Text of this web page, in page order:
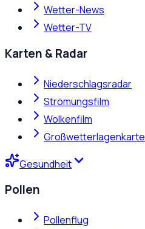
Wetter-News
Wetter-TV
Karten & Radar
Niederschlagsradar
Strömungsfilm
Wolkenfilm
Großwetterlagenkarte
Gesundheit
Pollen
Pollenflug